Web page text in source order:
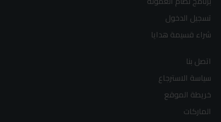
تسجيل الدخول
شراء قسيمة هدايا
اتصل بنا
سياسة الاسترجاع
خريطة الموقع
الماركات